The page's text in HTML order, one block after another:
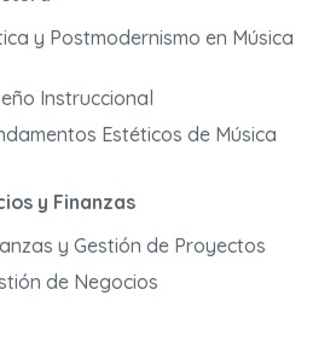
y Postmodernismo en Música
Instruccional
Estéticos de Música
y Finanzas
y Gestión de Proyectos
de Negocios